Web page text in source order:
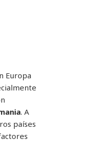
Europa
. A
países